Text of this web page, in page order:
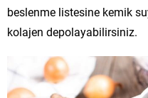
beslenme listesine kemik
kolajen depolayabilirsiniz.